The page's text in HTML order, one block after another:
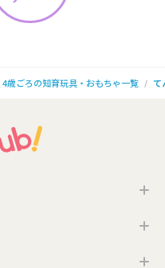
4歳ごろの知育玩具・おもちゃ一覧 て
ン